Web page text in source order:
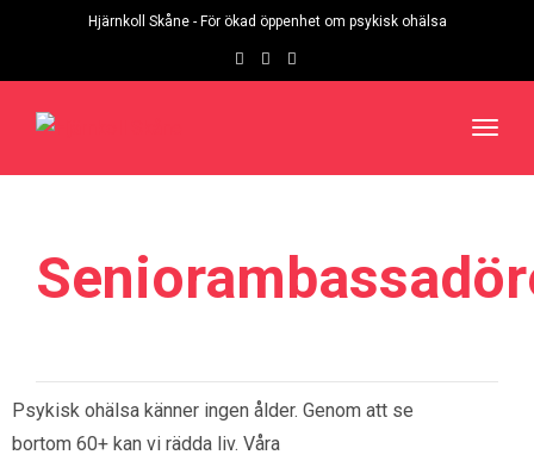
Hjärnkoll Skåne - För ökad öppenhet om psykisk ohälsa
Psykisk ohälsa känner ingen ålder. Genom att se
bortom 60+ kan vi rädda liv. Våra